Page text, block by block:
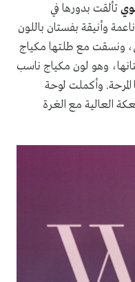
تألقت بدورها في
2025 بإطلالة ناعمة وأنيقة بفستان باللون
ونسقت مع طلتها مكياج
وهو لون مكياج ناسب
وأكملت لوحة
العالية مع الغرة